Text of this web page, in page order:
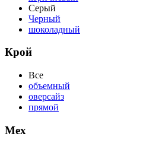
Серый
Черный
шоколадный
Крой
Все
объемный
оверсайз
прямой
Мех